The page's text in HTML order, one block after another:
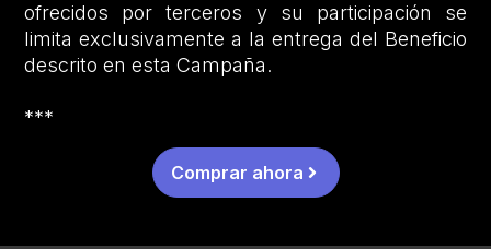
ofrecidos por terceros y su participación se
limita exclusivamente a la entrega del Beneficio
descrito en esta Campaña.
***
Comprar ahora